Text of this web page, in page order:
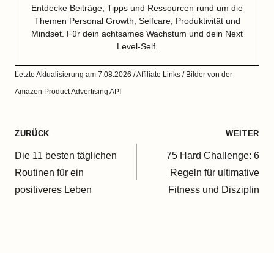
Entdecke Beiträge, Tipps und Ressourcen rund um die
Themen Personal Growth, Selfcare, Produktivität und
Mindset. Für dein achtsames Wachstum und dein Next
Level-Self.
Letzte Aktualisierung am 7.08.2026 / Affiliate Links / Bilder von der
Amazon Product Advertising API
Beitragsnavigation
ZURÜCK
Die 11 besten täglichen
Routinen für ein
positiveres Leben
WEITER
75 Hard Challenge: 6
Regeln für ultimative
Fitness und Disziplin